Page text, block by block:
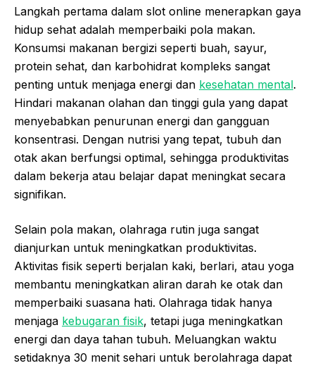
Langkah pertama dalam slot online menerapkan gaya
hidup sehat adalah memperbaiki pola makan.
Konsumsi makanan bergizi seperti buah, sayur,
protein sehat, dan karbohidrat kompleks sangat
penting untuk menjaga energi dan kesehatan mental.
Hindari makanan olahan dan tinggi gula yang dapat
menyebabkan penurunan energi dan gangguan
konsentrasi. Dengan nutrisi yang tepat, tubuh dan
otak akan berfungsi optimal, sehingga produktivitas
dalam bekerja atau belajar dapat meningkat secara
signifikan.
Selain pola makan, olahraga rutin juga sangat
dianjurkan untuk meningkatkan produktivitas.
Aktivitas fisik seperti berjalan kaki, berlari, atau yoga
membantu meningkatkan aliran darah ke otak dan
memperbaiki suasana hati. Olahraga tidak hanya
menjaga kebugaran fisik, tetapi juga meningkatkan
energi dan daya tahan tubuh. Meluangkan waktu
setidaknya 30 menit sehari untuk berolahraga dapat